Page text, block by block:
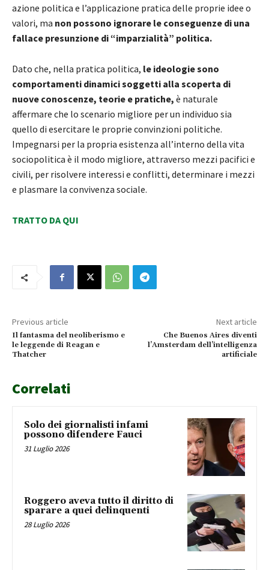
azione politica e l’applicazione pratica delle proprie idee o
valori, ma non possono ignorare le conseguenze di una
fallace presunzione di “imparzialità” politica.
Dato che, nella pratica politica, le ideologie sono
comportamenti dinamici soggetti alla scoperta di
nuove conoscenze, teorie e pratiche, è naturale
affermare che lo scenario migliore per un individuo sia
quello di esercitare le proprie convinzioni politiche.
Impegnarsi per la propria esistenza all’interno della vita
sociopolitica è il modo migliore, attraverso mezzi pacifici e
civili, per risolvere interessi e conflitti, determinare i mezzi
e plasmare la convivenza sociale.
TRATTO DA QUI
Previous article
Il fantasma del neoliberismo e
le leggende di Reagan e
Thatcher
Next article
Che Buenos Aires diventi
l’Amsterdam dell’intelligenza
artificiale
Correlati
Solo dei giornalisti infami
possono difendere Fauci
31 Luglio 2026
Roggero aveva tutto il diritto di
sparare a quei delinquenti
28 Luglio 2026